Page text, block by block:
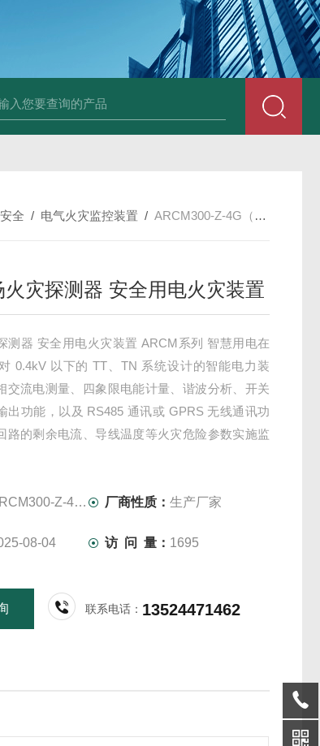
全 / 电气火灾监控装置 /ARCM300-Z-4G（160A）河南养猪场火灾探测器 安全用电火灾装置
灾探测器 安全用电火灾装置
测器 安全用电火灾装置 ARCM系列 智慧用电在
0.4kV 以下的 TT、TN 系统设计的智能电力装
交流电测量、四象限电能计量、谐波分析、开关
出功能，以及 RS485 通讯或 GPRS 无线通讯功
路的剩余电流、导线温度等火灾危险参数实施监
Z-4G（160A） 厂商性质：生产厂家
08-04 访 问 量： 1695
联系电话： 13524471462